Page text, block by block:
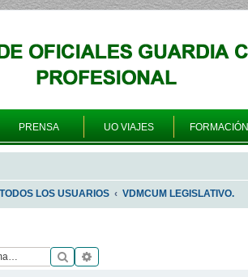
PRENSA UO VIAJES FORMACIÓN
LOS USUARIOS VDMCUM LEGISLATIVO.
Buscar